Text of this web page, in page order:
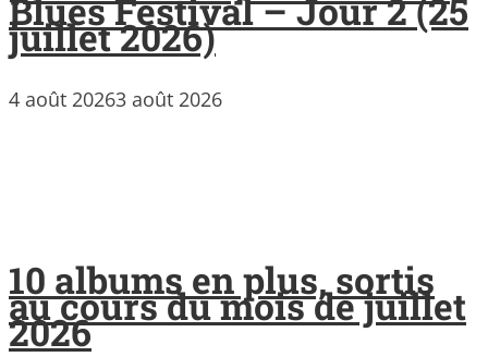
Blues Festival – Jour 2 (25
juillet 2026)
4 août 20263 août 2026
10 albums en plus, sortis
au cours du mois de juillet
2026